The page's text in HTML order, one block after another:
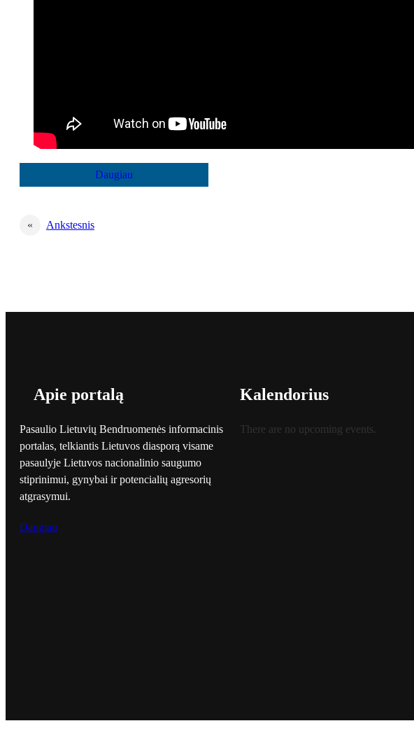
« Ankstesnis
Apie portalą
Pasaulio Lietuvių Bendruomenės informacinis
portalas, telkiantis Lietuvos diasporą visame
pasaulyje Lietuvos nacionalinio saugumo
stiprinimui, gynybai ir potencialių agresorių
atgrasymui.
Daugiau
Kalendorius
There are no upcoming events.